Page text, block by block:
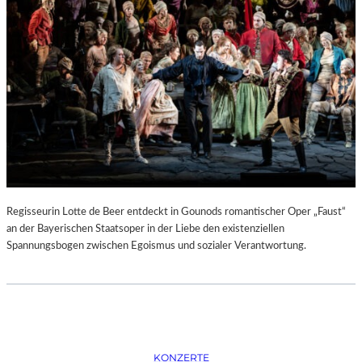
–
K
Ü
N
S
T
L
E
R
,
T
M
Regisseurin Lotte de Beer entdeckt in Gounods romantischer Oper „Faust“
an der Bayerischen Staatsoper in der Liebe den existenziellen
Spannungsbogen zwischen Egoismus und sozialer Verantwortung.
KONZERTE